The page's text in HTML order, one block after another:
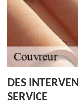
DES
SERVICE